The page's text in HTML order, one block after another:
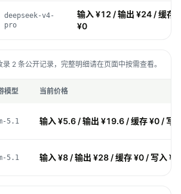
deepseek-v4-
pro
输入 ¥12 / 输出 ¥24 / 缓存
¥0
录 2 条公开记录，完整明细请在页面中按需查看。
模型 当前价格
5.1 输入 ¥5.6 / 输出 ¥19.6 / 缓存 ¥0 / 写
5.1 输入 ¥8 / 输出 ¥28 / 缓存 ¥0 / 写入 ¥0